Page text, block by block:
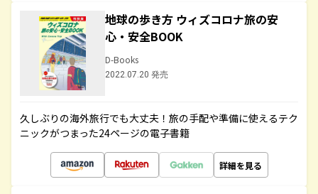
地球の歩き方 ウィズコロナ旅の安
心・安全BOOK
D-Books
2022.07.20 発売
久しぶりの海外旅行でも大丈夫！旅の手配や準備に使えるテク
ニックがつまった24ページの電子書籍
詳細を見る